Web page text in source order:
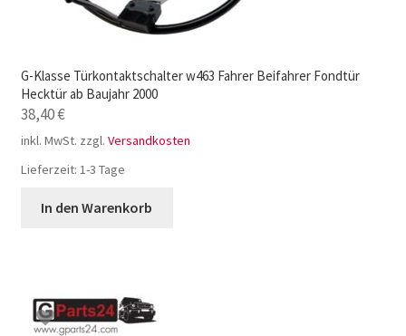
G-Klasse Türkontaktschalter w463 Fahrer Beifahrer Fondtür
Hecktür ab Baujahr 2000
38,40€
inkl. MwSt. zzgl. Versandkosten
Lieferzeit: 1-3 Tage
In den Warenkorb